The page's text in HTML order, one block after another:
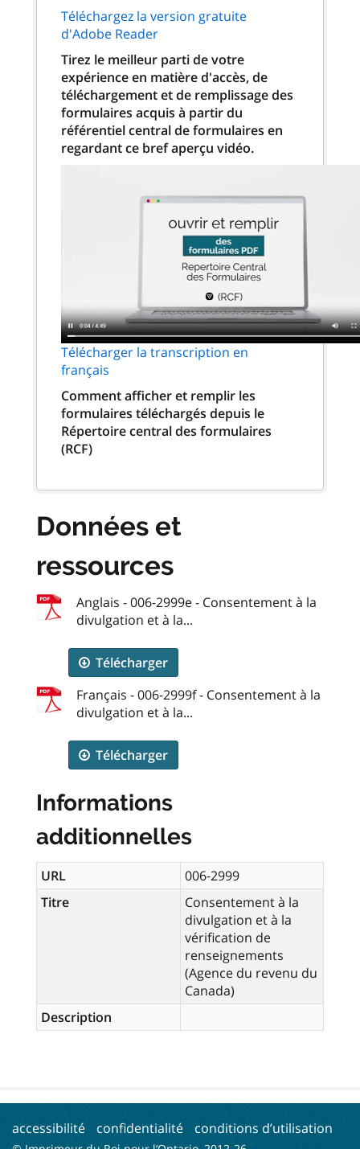
Téléchargez la version gratuite
d'Adobe Reader
Tirez le meilleur parti de votre
expérience en matière d'accès, de
téléchargement et de remplissage des
formulaires acquis à partir du
référentiel central de formulaires en
regardant ce bref aperçu vidéo.
Télécharger la transcription en
français
Comment afficher et remplir les
formulaires téléchargés depuis le
Répertoire central des formulaires
(RCF)
Données et
ressources
Anglais - 006-2999e - Consentement à la
divulgation et à la...
Télécharger
Français - 006-2999f - Consentement à la
divulgation et à la...
Télécharger
Informations
additionnelles
URL
006-2999
Titre
Consentement à la
divulgation et à la
vérification de
renseignements
(Agence du revenu du
Canada)
Description
accessibilité confidentialité conditions d’utilisation